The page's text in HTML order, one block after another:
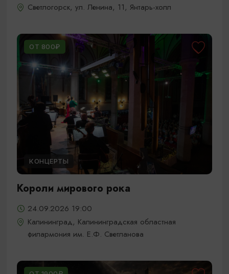
Светлогорск, ул. Ленина, 11, Янтарь-холл
ОТ 800₽
КОНЦЕРТЫ
Короли мирового рока
24.09.2026 19:00
Калининград, Калининградская областная
филармония им. Е.Ф. Светланова